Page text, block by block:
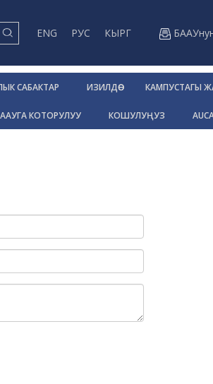
ENG РУС КЫРГ
САБАКТАР ИЗИЛДӨӨ КАМПУСТАГЫ
КОТОРУЛУУ КОШУЛУҢУЗ